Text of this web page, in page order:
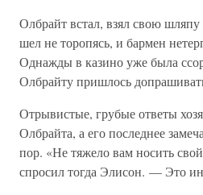
Олбрайт встал, взял свою
шел не торопясь, и бармен
Однажды в казино уже была
Олбрайту пришлось
Отрывистые, грубые ответы
Олбрайта, а его последнее
пор. «Не тяжело вам носить
спросил тогда Элисон. — Это